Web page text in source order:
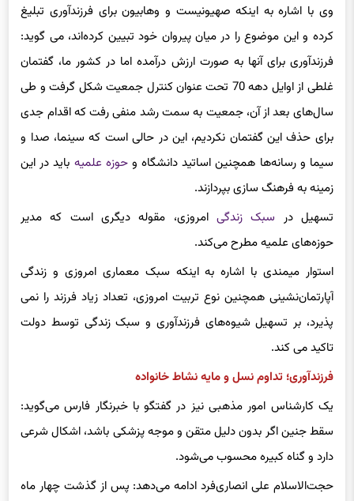
وی با اشاره به اینکه صهیونیست و وهابیون برای فرزندآوری تبلیغ
کرده و این موضوع را در میان پیروان خود تبیین کرده‌اند، می گوید:
فرزندآوری برای آنها به صورت ارزش درآمده اما در کشور ما، گفتمان
غلطی از اوایل دهه 70 تحت عنوان کنترل جمعیت شکل گرفت و طی
سال‌های بعد از آن، جمعیت به سمت رشد منفی رفت که اقدام جدی
برای حذف این گفتمان نکردیم، این در حالی است که سینما، صدا و
سیما و رسانه‌ها همچنین اساتید دانشگاه وحوزه علمیه باید در این
زمینه به فرهنگ سازی بپردازند.
تسهیل در سبک زندگی امروزی، مقوله دیگری است که مدیر
حوزه‌های علمیه مطرح می‌کند.
استوار میمندی با اشاره به اینکه سبک معماری امروزی و زندگی
آپارتمان‌نشینی همچنین نوع تربیت امروزی، تعداد زیاد فرزند را نمی
پذیرد، بر تسهیل شیوه‌های فرزندآوری و سبک زندگی توسط دولت
تاکید می کند.
فرزندآوری؛ تداوم نسل و مایه نشاط خانواده
یک کارشناس امور مذهبی نیز در گفتگو با خبرنگار فارس می‌گوید:
سقط جنین اگر بدون دلیل متقن و موجه پزشکی باشد، اشکال شرعی
دارد و گناه کبیره محسوب می‌شود.
حجت‌الاسلام علی انصاری‌فرد ادامه می‌دهد: پس از گذشت چهار ماه